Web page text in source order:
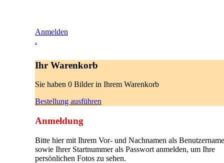
Anmelden
.
Ihr Warenkorb
Sie haben 0 Bilder in Ihrem Warenkorb
Bestellung ausführen
Anmeldung
Bitte hier mit Ihrem Vor- und Nachnamen als
sowie Ihrer Startnummer als Passwort anmelden, um Ihre
persönlichen Fotos zu sehen.